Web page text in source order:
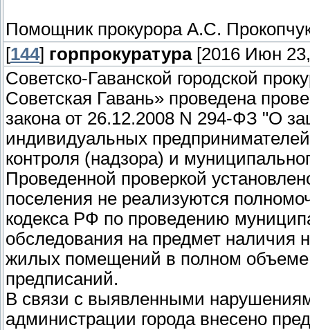
Помощник прокурора А.С.
[144] горпрокуратура[2016 Июн
Советско-Гаванской городской
Советская Гавань» проведена
закона от 26.12.2008 N 294-ФЗ "О
индивидуальных
контроля (надзора) и
Проведенной проверкой
поселения не реализуются
кодекса РФ по проведению
обследования на предмет наличия
жилых помещений в полном объеме,
предписаний.
В связи с выявленными
администрации города внесено